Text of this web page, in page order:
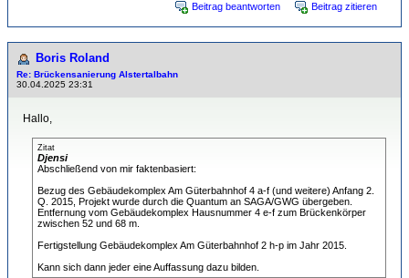
Beitrag beantworten Beitrag zitieren
Boris Roland
Re: Brückensanierung Alstertalbahn
30.04.2025 23:31
Hallo,
Zitat
Djensi
Abschließend von mir faktenbasiert:
Bezug des Gebäudekomplex Am Güterbahnhof 4 a-f (und weitere) Anfang 2.
Q. 2015, Projekt wurde durch die Quantum an SAGA/GWG übergeben.
Entfernung vom Gebäudekomplex Hausnummer 4 e-f zum Brückenkörper
zwischen 52 und 68 m.
Fertigstellung Gebäudekomplex Am Güterbahnhof 2 h-p im Jahr 2015.
Kann sich dann jeder eine Auffassung dazu bilden.